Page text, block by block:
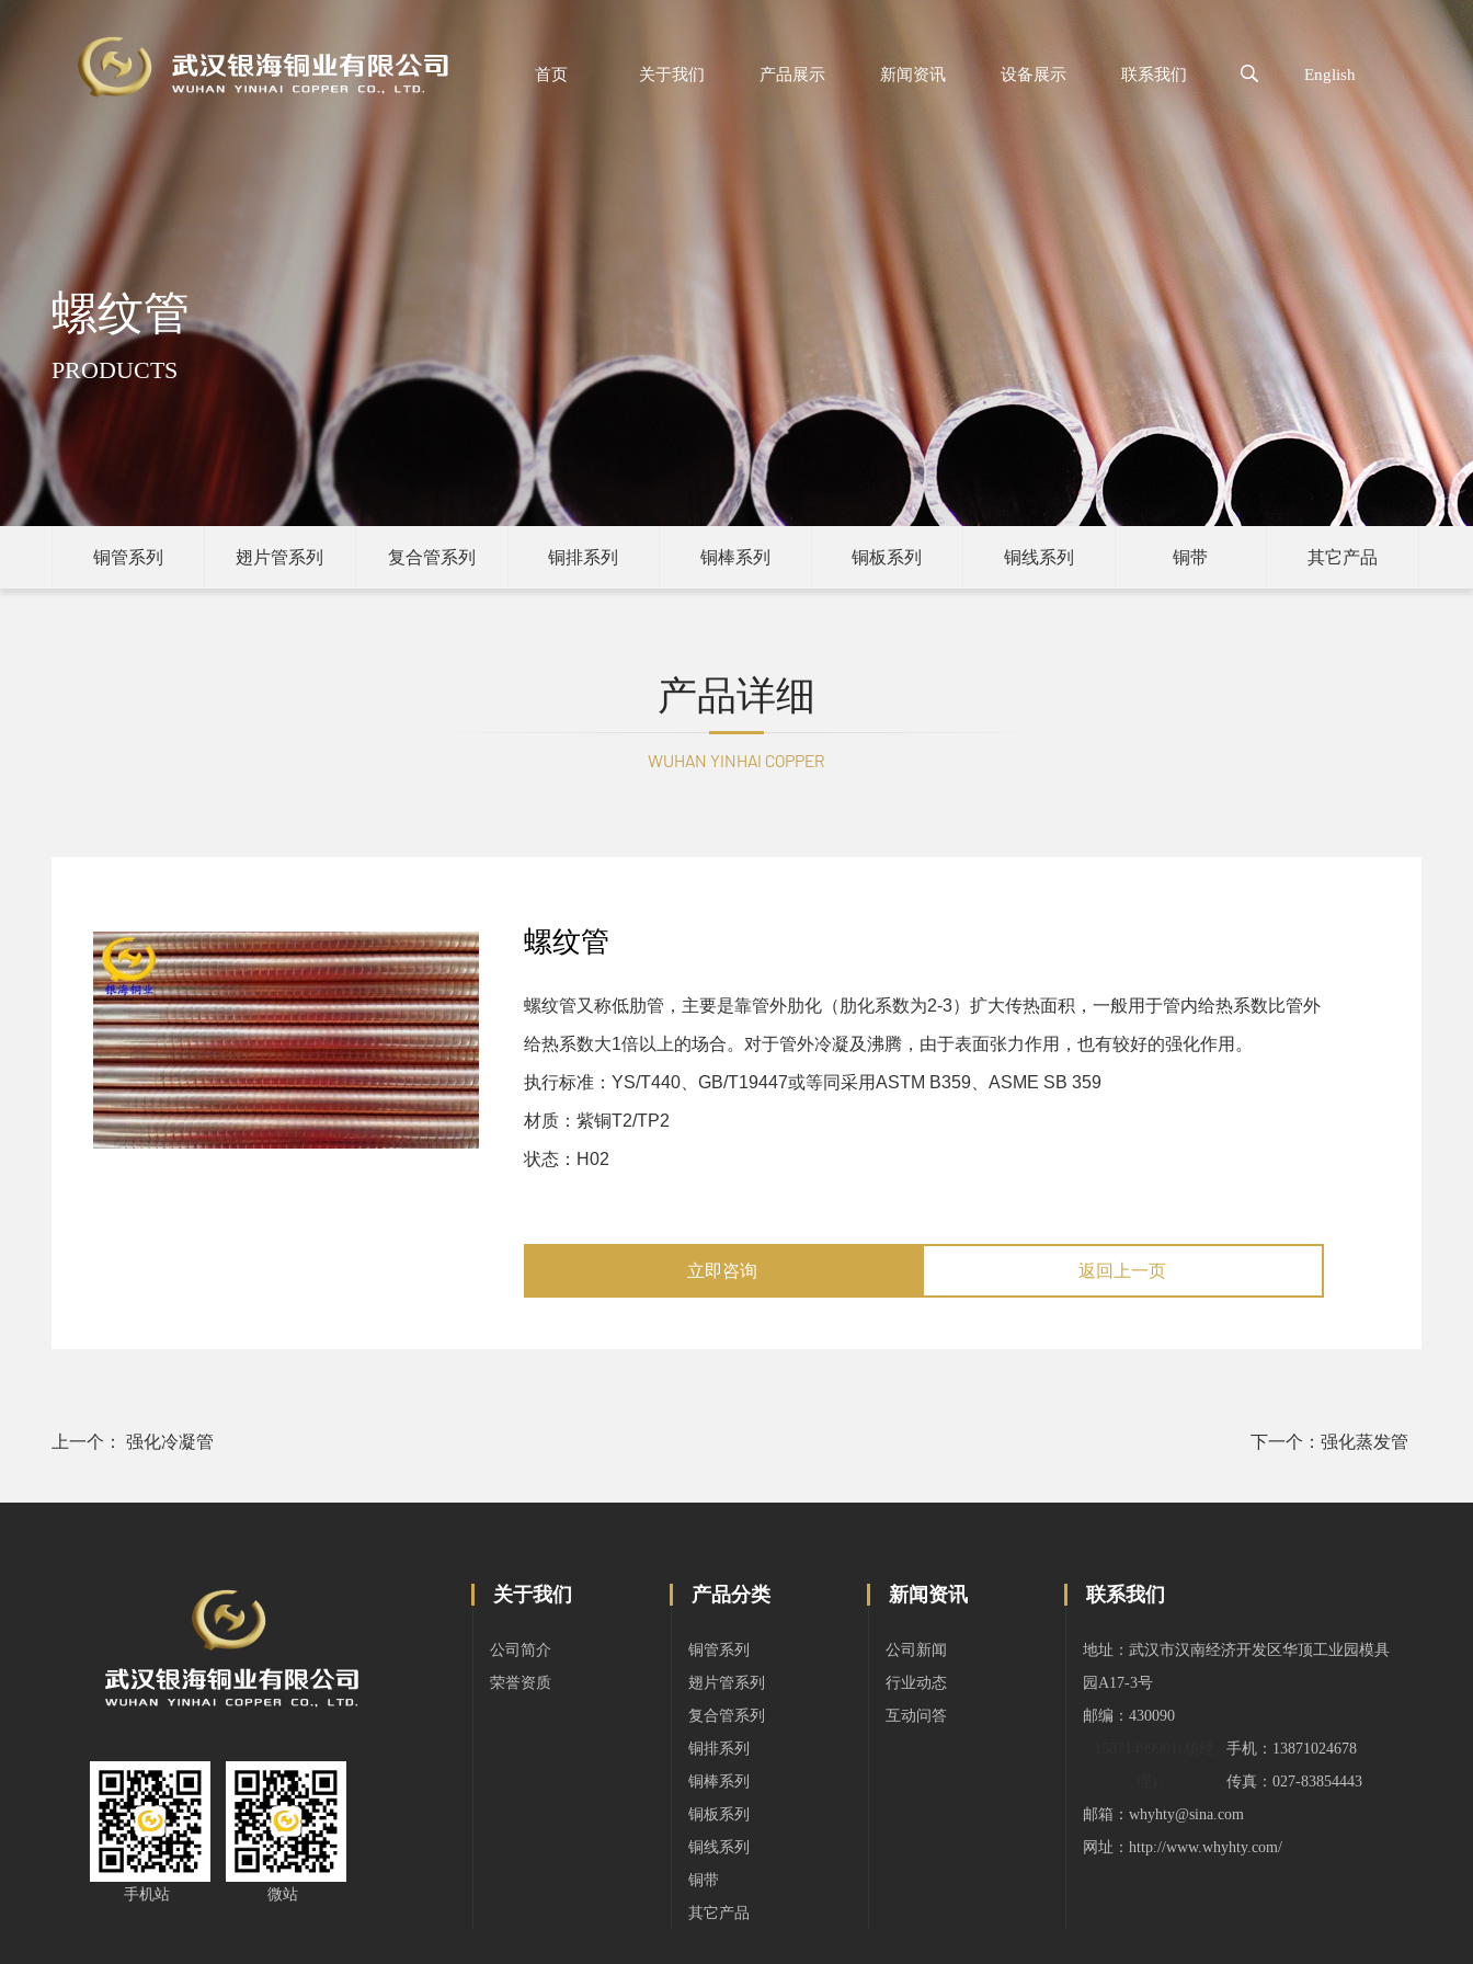
首页 关于我们 产品展示 新闻资讯 设备展示 联系我们 English
螺纹管
PRODUCTS
铜管系列 翅片管系列 复合管系列 铜排系列 铜棒系列 铜板系列 铜线系列 铜带 其它产品
产品详细
WUHAN YINHAI COPPER
螺纹管
螺纹管又称低肋管，主要是靠管外肋化（肋化系数为2-3）扩大传热面积，一般用于管内给热系数比管外
给热系数大1倍以上的场合。对于管外冷凝及沸腾，由于表面张力作用，也有较好的强化作用。
执行标准：YS/T440、GB/T19447或等同采用ASTM B359、ASME SB 359
材质：紫铜T2/TP2
状态：H02
立即咨询 返回上一页
上一个： 强化冷凝管 下一个：强化蒸发管
手机站 微站
关于我们
公司简介
荣誉资质
产品分类
铜管系列
翅片管系列
复合管系列
铜排系列
铜棒系列
铜板系列
铜线系列
铜带
其它产品
新闻资讯
公司新闻
行业动态
互动问答
联系我们
地址：武汉市汉南经济开发区华顶工业园模具
园A17-3号
邮编：430090
手机： 13871024678
传真：027-83854443
邮箱： whyhty@sina.com
网址： http://www.whyhty.com/